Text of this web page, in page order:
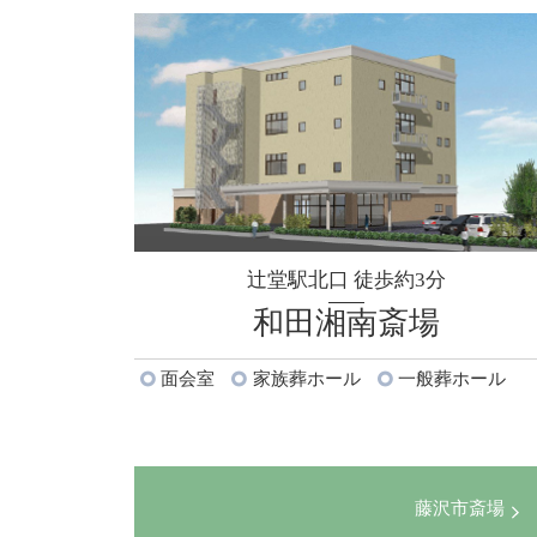
辻堂駅北口 徒歩約3分
和田湘南斎場
面会室 家族葬ホール 一般葬ホール
藤沢市斎場